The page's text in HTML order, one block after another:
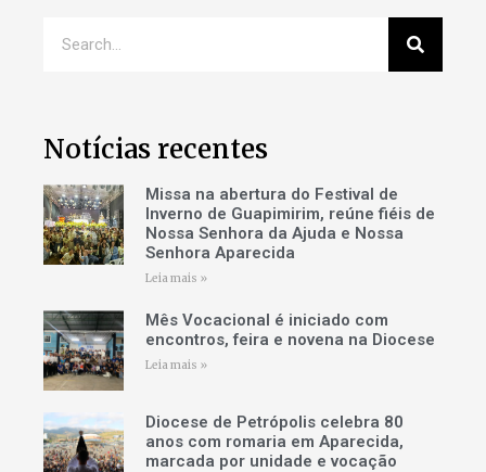
Notícias recentes
Missa na abertura do Festival de
Inverno de Guapimirim, reúne fiéis de
Nossa Senhora da Ajuda e Nossa
Senhora Aparecida
Leia mais »
Mês Vocacional é iniciado com
encontros, feira e novena na Diocese
Leia mais »
Diocese de Petrópolis celebra 80
anos com romaria em Aparecida,
marcada por unidade e vocação